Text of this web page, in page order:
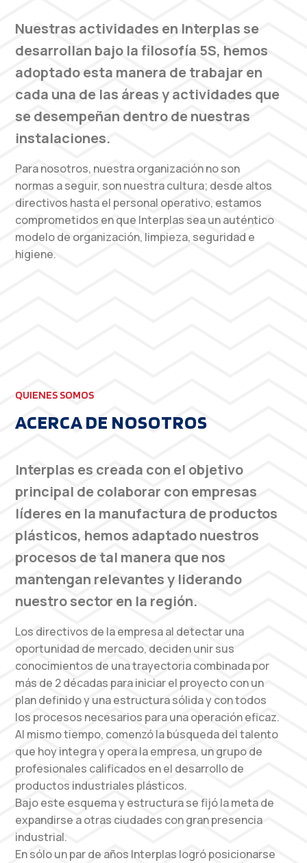
Nuestras actividades en Interplas se
desarrollan bajo la filosofía 5S, hemos
adoptado esta manera de trabajar en
cada una de las áreas y actividades que
se desempeñan dentro de nuestras
instalaciones.
Para nosotros, nuestra organización no son
normas a seguir, son nuestra cultura; desde altos
directivos hasta el personal operativo, estamos
comprometidos en que Interplas sea un auténtico
modelo de organización, limpieza, seguridad e
higiene.
QUIENES SOMOS
ACERCA DE NOSOTROS
Interplas es creada con el objetivo
principal de colaborar con empresas
líderes en la manufactura de productos
plásticos, hemos adaptado nuestros
procesos de tal manera que nos
mantengan relevantes y liderando
nuestro sector en la región.
Los directivos de la empresa al detectar una
oportunidad de mercado, deciden unir sus
conocimientos de una trayectoria combinada por
más de 2 décadas para iniciar el proyecto con un
plan definido y una estructura sólida y con todos
los procesos necesarios para una operación eficaz.
Al mismo tiempo, comenzó la búsqueda del talento
que hoy integra y opera la empresa, un grupo de
profesionales calificados en el desarrollo de
productos industriales plásticos.
Bajo este esquema y estructura se fijó la meta de
expandirse a otras ciudades con gran presencia
industrial.
En sólo un par de años Interplas logró posicionarse